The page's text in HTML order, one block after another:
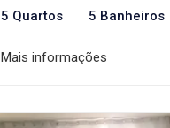
5 Quartos 5 Banheiros
Mais informações